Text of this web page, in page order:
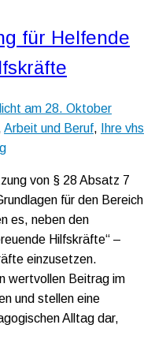
für Helfende
am 28. Oktober
Arbeit und Beruf,
Ihre vhs
von § 28 Absatz 7
für den Bereich
es, neben den
Hilfskräfte“ –
einzusetzen.
wertvollen Beitrag im
und stellen eine
Alltag dar,